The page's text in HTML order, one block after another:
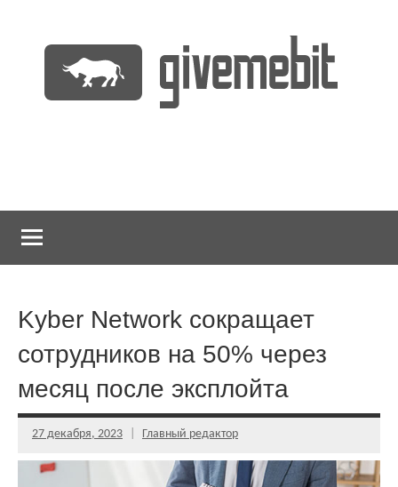
содержимому
Kyber Network сокращает
сотрудников на 50% через
месяц после эксплойта
27 декабря, 2023 Главный редактор